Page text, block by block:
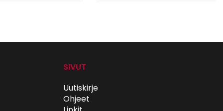
SIVUT
Uutiskirje
Ohjeet